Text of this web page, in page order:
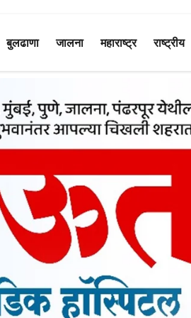
बुलढाणा जालना महाराष्ट्र राष्ट्रीय